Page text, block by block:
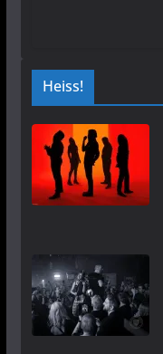
Heiss!